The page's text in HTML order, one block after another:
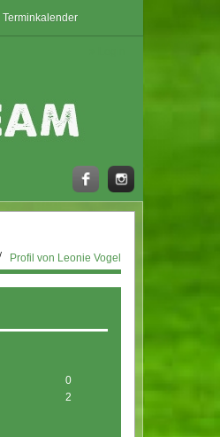
Terminkalender
Profil von Leonie Vogel
0
2